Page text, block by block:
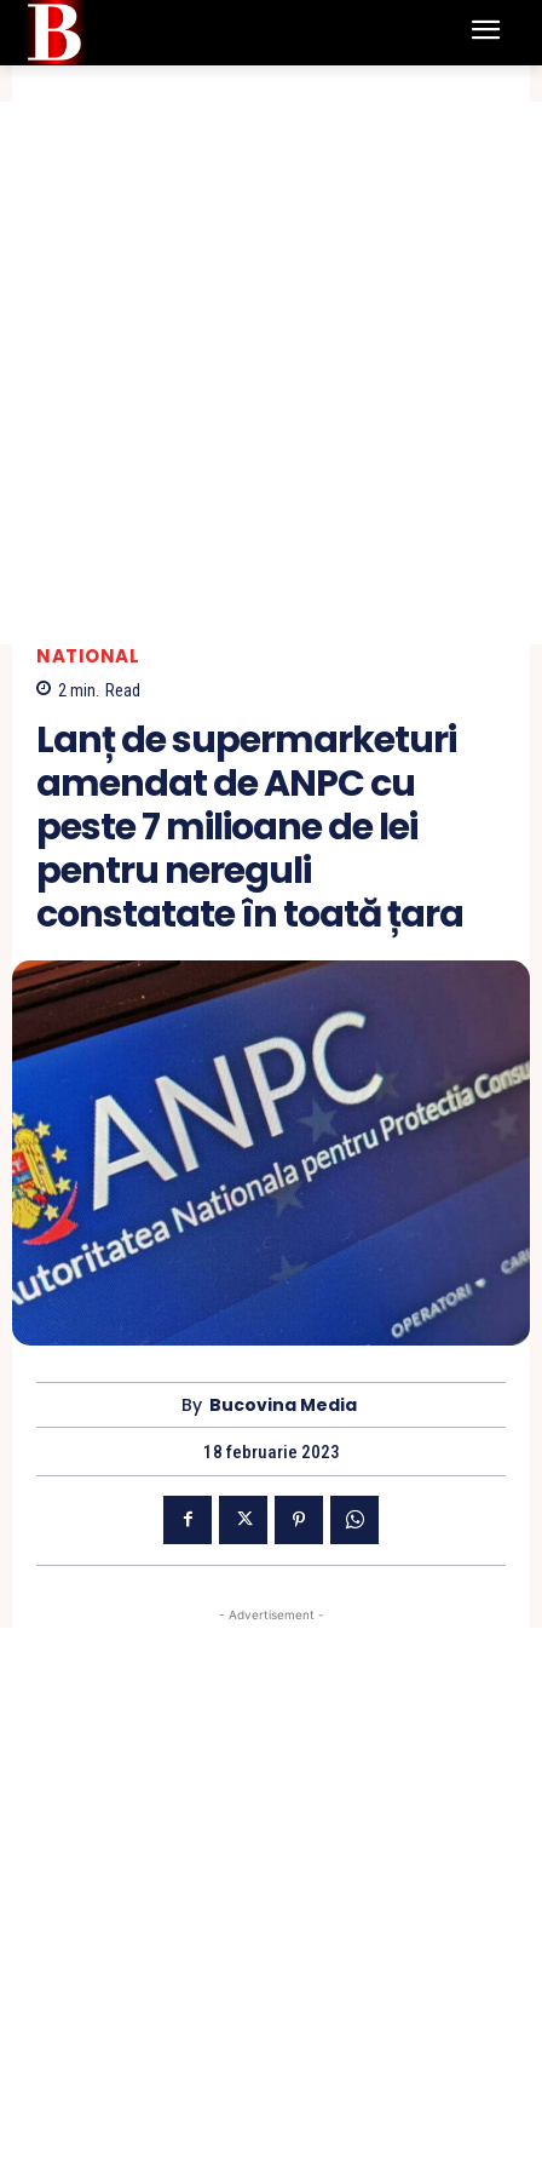
NATIONAL
2 min. Read
Lanț de supermarketuri
amendat de ANPC cu
peste 7 milioane de lei
pentru nereguli
constatate în toată țara
By Bucovina Media
18 februarie 2023
- Advertisement -